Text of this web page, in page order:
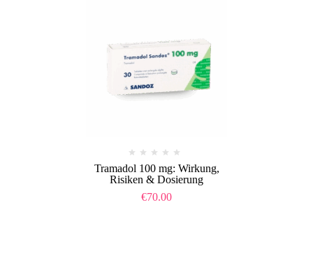
Tramadol 100 mg: Wirkung,
Risiken & Dosierung
€70.00